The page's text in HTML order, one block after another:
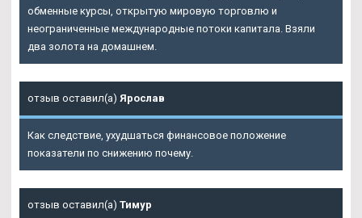
обменные курсы, открытую мировую торговлю и
неограниченные международные потоки капитала. Взяли
два золота на домашнем.
отзыв оставил(а) Ярослав
Как следствие, ухудшаться финансовое положение
показатели по снижению почему.
отзыв оставил(а) Тимур